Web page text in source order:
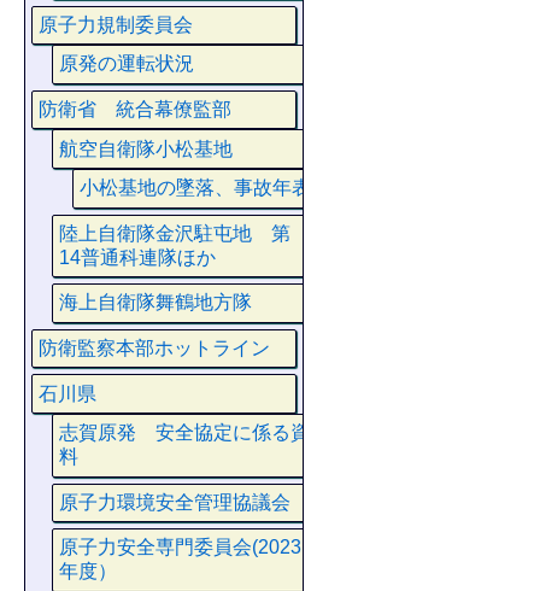
原子力規制委員会
原発の運転状況
防衛省 統合幕僚監部
航空自衛隊小松基地
小松基地の墜落、事故年表
陸上自衛隊金沢駐屯地 第
14普通科連隊ほか
海上自衛隊舞鶴地方隊
防衛監察本部ホットライン
石川県
志賀原発 安全協定に係る資
料
原子力環境安全管理協議会
原子力安全専門委員会(2023
年度）